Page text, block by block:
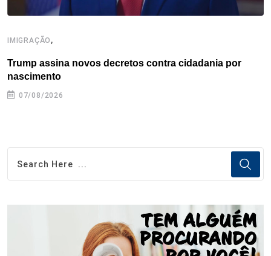
IMIGRAÇÃO ,
Trump assina novos decretos contra cidadania por
nascimento
07/08/2026